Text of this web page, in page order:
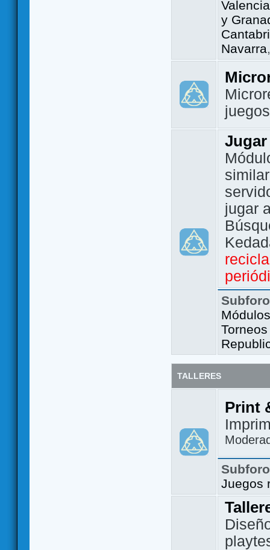
Valencia
y
Navarra
Jugar
jugar
TALLERES
Print
Juegos